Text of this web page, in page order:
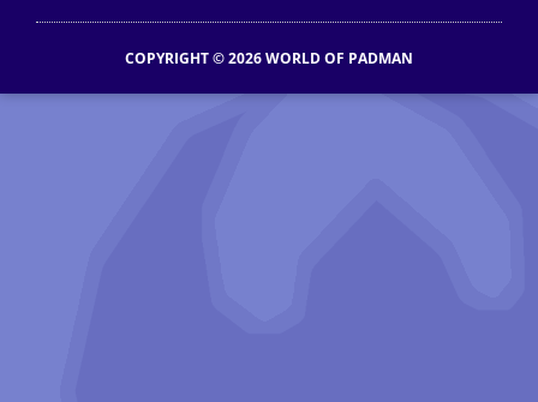
COPYRIGHT © 2026 WORLD OF PADMAN